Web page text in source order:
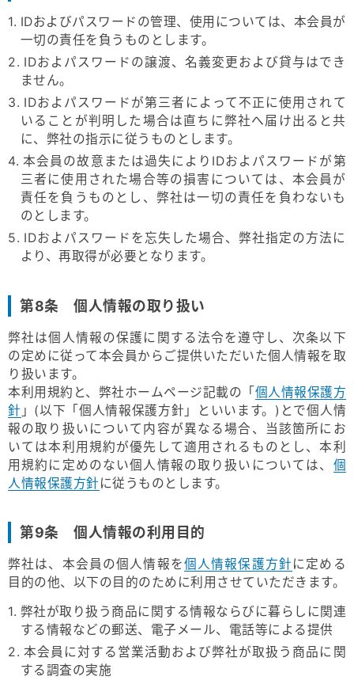
1. IDおよびパスワードの管理、使用については、本会員が
一切の責任を負うものとします。
2. IDおよパスワードの譲渡、名義変更および貸与はでき
ません。
3. IDおよパスワードが第三者によって不正に使用されて
いることが判明した場合は直ちに弊社へ届け出ると共
に、弊社の指示に従うものとします。
4. 本会員の故意または過失によりIDおよパスワードが第
三者に使用された場合等の損害については、本会員が
責任を負うものとし、弊社は一切の責任を負わないも
のとします。
5. IDおよパスワードを忘失した場合、弊社指定の方法に
より、再取得が必要となります。
第8条 個人情報の取り扱い
弊社は個人情報の保護に関する法令を遵守し、次条以下
の定めに従って本会員からご提供いただいた個人情報を取
り扱います。
本利用規約と、弊社ホームページ記載の「 個人情報保護方
針 」(以下「個人情報保護方針」といいます。)とで個人情
報の取り扱いについて内容が異なる場合、当該箇所にお
いては本利用規約が優先して適用されるものとし、本利
用規約に定めのない個人情報の取り扱いについては、 個
人情報保護方針に従うものとします。
第9条 個人情報の利用目的
弊社は、本会員の個人情報を個人情報保護方針に定める
目的の他、以下の目的のために利用させていただきます。
1. 弊社が取り扱う商品に関する情報ならびに暮らしに関連
する情報などの郵送、電子メール、電話等による提供
2. 本会員に対する営業活動および弊社が取扱う商品に関
する調査の実施